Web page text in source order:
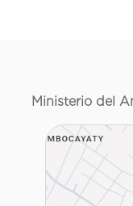
Ministerio del